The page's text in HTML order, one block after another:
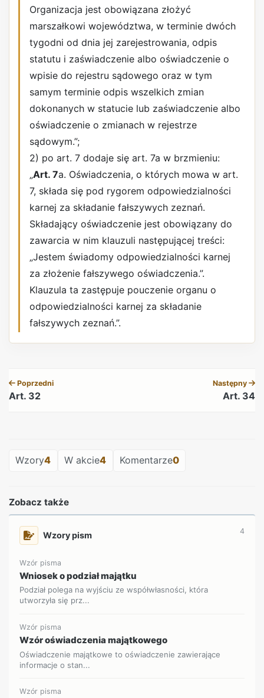
Organizacja jest obowiązana złożyć
marszałkowi województwa, w terminie dwóch
tygodni od dnia jej zarejestrowania, odpis
statutu i zaświadczenie albo oświadczenie o
wpisie do rejestru sądowego oraz w tym
samym terminie odpis wszelkich zmian
dokonanych w statucie lub zaświadczenie albo
oświadczenie o zmianach w rejestrze
sądowym.”;
2) po art. 7 dodaje się art. 7a w brzmieniu:
„Art. 7a. Oświadczenia, o których mowa w art.
7, składa się pod rygorem odpowiedzialności
karnej za składanie fałszywych zeznań.
Składający oświadczenie jest obowiązany do
zawarcia w nim klauzuli następującej treści:
„Jestem świadomy odpowiedzialności karnej
za złożenie fałszywego oświadczenia.”.
Klauzula ta zastępuje pouczenie organu o
odpowiedzialności karnej za składanie
fałszywych zeznań.”.
Poprzedni
Art. 32
Następny
Art. 34
Wzory4 W akcie4 Komentarze0
Zobacz także
Wzory pism 4
Wzór pisma
Wniosek o podział majątku
Podział polega na wyjściu ze współwłasności, która
utworzyła się prz...
Wzór pisma
Wzór oświadczenia majątkowego
Oświadczenie majątkowe to oświadczenie zawierające
informacje o stan...
Wzór pisma